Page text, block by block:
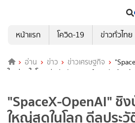
หน้าแรก
โควิด-19 ข่าวทั่วไทย
อ่าน ข่าว ข่าวเศรษฐกิจ
ใหญ่สุดในโลก ดีลประวัติศาสตร์ เดิมพันล้านล้
"SpaceX-OpenAI" ชิ
ใหญ่สุดในโลก ดีลประ